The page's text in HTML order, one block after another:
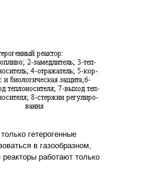
гетерогенные
в газообразном,
работают только